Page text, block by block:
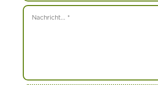
Nachricht...